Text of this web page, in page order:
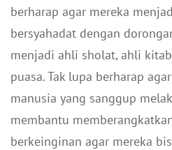
berharap agar mereka
bersyahadat dengan
menjadi ahli sholat, ahli
puasa. Tak lupa berharap
manusia yang sanggup
membantu
berkeinginan agar mereka